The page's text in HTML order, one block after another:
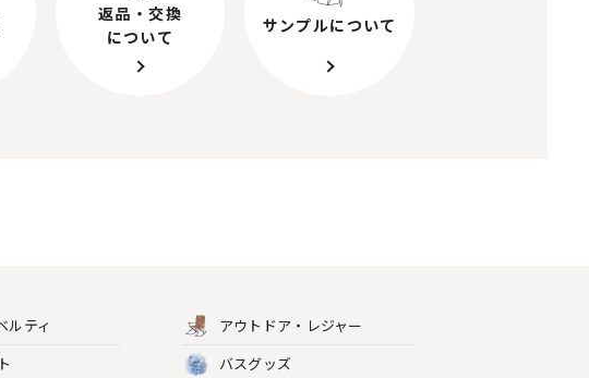
返品・交換
について
サンプルについて
ルティ
アウトドア・レジャー
バスグッズ